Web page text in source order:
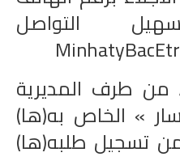
التواصل
من طرف المديرية
» الخاص به(ها)
تسجيل طلبه(ها)